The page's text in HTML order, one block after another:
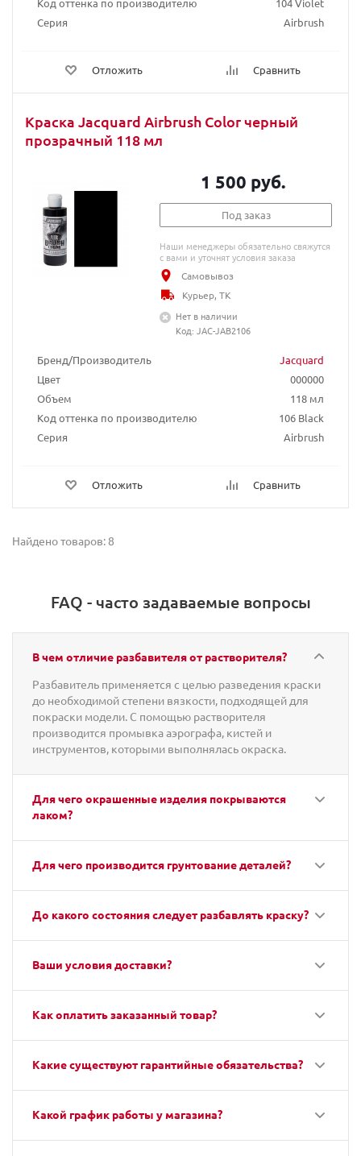
Код оттенка по производителю
104 Violet
Серия
Airbrush
Отложить Сравнить
Краска Jacquard Airbrush Color черный
прозрачный 118 мл
Бренд/Производитель
Jacquard
Цвет
000000
Объем
118 мл
Код оттенка по производителю
106 Black
Серия
Airbrush
Отложить Сравнить
1 500 руб.
Под заказ
Наши менеджеры обязательно свяжутся
с вами и уточнят условия заказа
Самовывоз
Курьер, ТК
Нет в наличии
Код: JAC-JAB2106
Найдено товаров: 8
FAQ - часто задаваемые вопросы
В чем отличие разбавителя от растворителя?
Разбавитель применяется с целью разведения краски
до необходимой степени вязкости, подходящей для
покраски модели. С помощью растворителя
производится промывка аэрографа, кистей и
инструментов, которыми выполнялась окраска.
Для чего окрашенные изделия покрываются
лаком?
Для чего производится грунтование деталей?
До какого состояния следует разбавлять краску?
Ваши условия доставки?
Как оплатить заказанный товар?
Какие существуют гарантийные обязательства?
Какой график работы у магазина?